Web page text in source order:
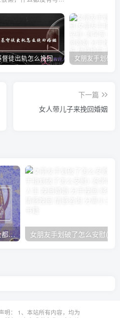
基督徒出轨怎么挽回婚姻(基督徒面对出轨婚姻)
下一篇
女人带儿子来挽回婚姻
妻子含泪出轨张行长 她说全都是因为家中
明： 1、本站所有内容，均为